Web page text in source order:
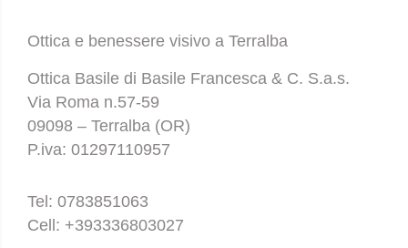
Ottica e benessere visivo a Terralba
Ottica Basile di Basile Francesca & C. S.a.s.
Via Roma n.57-59
09098 – Terralba (OR)
P.iva: 01297110957
Tel: 0783851063
Cell: +393336803027